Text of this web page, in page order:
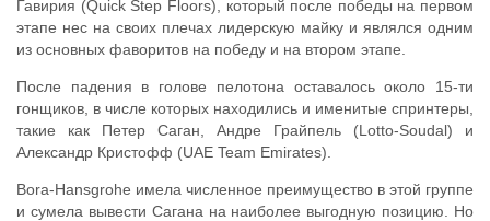
Гавирия (Quick Step Floors), который после победы на первом
этапе нес на своих плечах лидерскую майку и являлся одним
из основных фаворитов на победу и на втором этапе.
После падения в голове пелотона оставалось около 15-ти
гонщиков, в числе которых находились и именитые спринтеры,
такие как Петер Саган, Андре Грайпель (Lotto-Soudal) и
Александр Кристофф (UAE Team Emirates).
Bora-Hansgrohe имела численное преимущество в этой группе
и сумела вывести Сагана на наиболее выгодную позицию. Но